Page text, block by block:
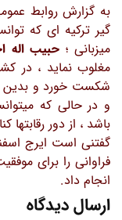
به گزارش روابط
گیر ترکیه ای که
میزبانی ؛ حبیب اله
مغلوب نماید ، در
شکست خورد و بدین
و در حالی که
باشد ، از دور رقابتها
گفتنی است ایرج
فراوانی را برای
انجام داد.
ارسال دیدگاه